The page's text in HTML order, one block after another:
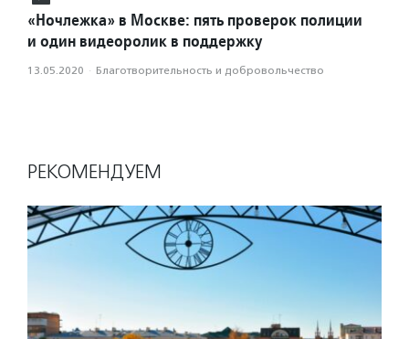
«Ночлежка» в Москве: пять проверок полиции
и один видеоролик в поддержку
13.05.2020 · Благотвори­тель­ность и доброволь­чест­во
РЕКОМЕНДУЕМ